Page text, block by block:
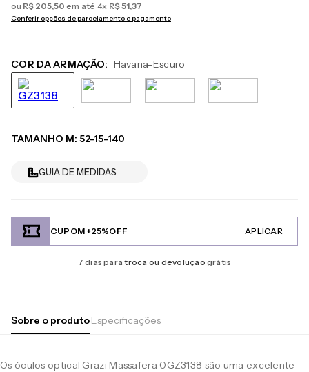
ou R$ 205,50 em até 4x R$51,37
Conferir opções de parcelamento e pagamento
COR DA ARMAÇÃO: Havana-Escuro
TAMANHO M: 52-15-140
GUIA DE MEDIDAS
CUPOM +25%OFF APLICAR
7 dias paratroca ou devolução grátis
Sobre o produtoEspecificações
Os óculos optical Grazi Massafera 0GZ3138 são uma excelente